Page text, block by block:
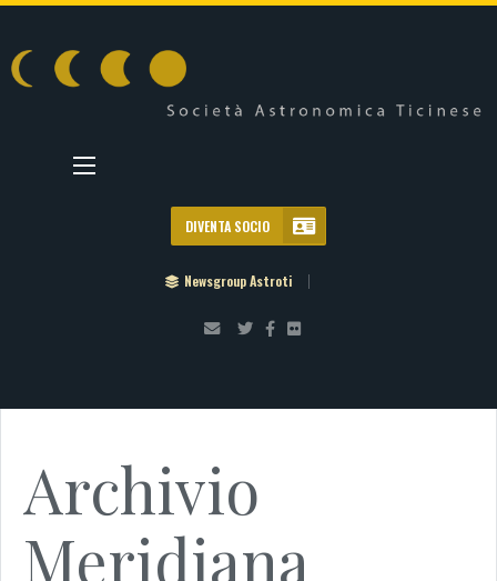
DIVENTA SOCIO
Newsgroup Astroti
Archivio
Meridiana